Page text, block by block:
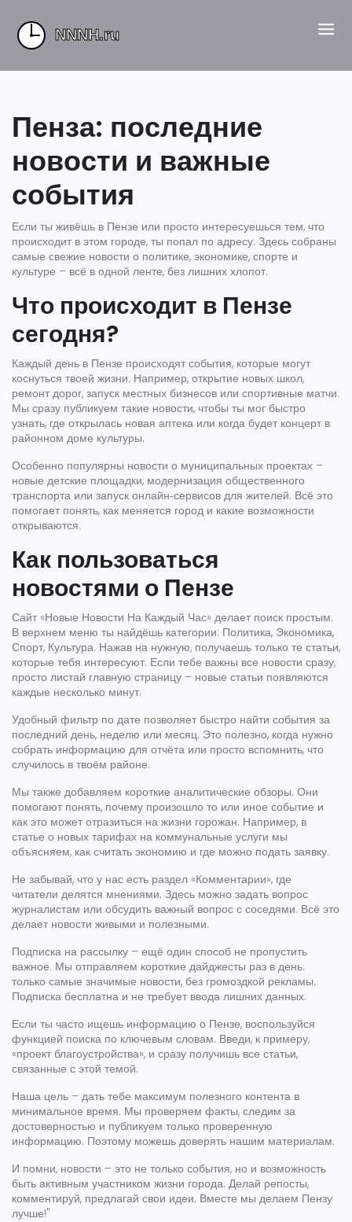
Пенза: последние
новости и важные
события
Если ты живёшь в Пензе или просто интересуешься тем, что
происходит в этом городе, ты попал по адресу. Здесь собраны
самые свежие новости о политике, экономике, спорте и
культуре – всё в одной ленте, без лишних хлопот.
Что происходит в Пензе
сегодня?
Каждый день в Пензе происходят события, которые могут
коснуться твоей жизни. Например, открытие новых школ,
ремонт дорог, запуск местных бизнесов или спортивные матчи.
Мы сразу публикуем такие новости, чтобы ты мог быстро
узнать, где открылась новая аптека или когда будет концерт в
районном доме культуры.
Особенно популярны новости о муниципальных проектах –
новые детские площадки, модернизация общественного
транспорта или запуск онлайн‑сервисов для жителей. Всё это
помогает понять, как меняется город и какие возможности
открываются.
Как пользоваться
новостями о Пензе
Сайт «Новые Новости На Каждый Час» делает поиск простым.
В верхнем меню ты найдёшь категории: Политика, Экономика,
Спорт, Культура. Нажав на нужную, получаешь только те статьи,
которые тебя интересуют. Если тебе важны все новости сразу,
просто листай главную страницу – новые статьи появляются
каждые несколько минут.
Удобный фильтр по дате позволяет быстро найти события за
последний день, неделю или месяц. Это полезно, когда нужно
собрать информацию для отчёта или просто вспомнить, что
случилось в твоём районе.
Мы также добавляем короткие аналитические обзоры. Они
помогают понять, почему произошло то или иное событие и
как это может отразиться на жизни горожан. Например, в
статье о новых тарифах на коммунальные услуги мы
объясняем, как считать экономию и где можно подать заявку.
Не забывай, что у нас есть раздел «Комментарии», где
читатели делятся мнениями. Здесь можно задать вопрос
журналистам или обсудить важный вопрос с соседями. Всё это
делает новости живыми и полезными.
Подписка на рассылку – ещё один способ не пропустить
важное. Мы отправляем короткие дайджесты раз в день:
только самые значимые новости, без громоздкой рекламы.
Подписка бесплатна и не требует ввода лишних данных.
Если ты часто ищешь информацию о Пензе, воспользуйся
функцией поиска по ключевым словам. Введи, к примеру,
«проект благоустройства», и сразу получишь все статьи,
связанные с этой темой.
Наша цель – дать тебе максимум полезного контента в
минимальное время. Мы проверяем факты, следим за
достоверностью и публикуем только проверенную
информацию. Поэтому можешь доверять нашим материалам.
И помни, новости – это не только события, но и возможность
быть активным участником жизни города. Делай репосты,
комментируй, предлагай свои идеи. Вместе мы делаем Пензу
лучше!"